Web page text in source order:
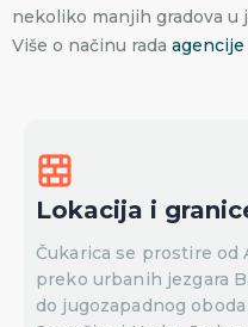
nekoliko manjih gradova u
Više o načinu rada
Lokacija i
Čukarica se prostire od
preko urbanih jezgara
do jugozapadnog